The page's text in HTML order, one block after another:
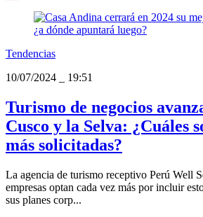
Tendencias
10/07/2024
19:51
Turismo de negocios
Cusco y la Selva: ¿Cuáles
más solicitadas?
La agencia de turismo receptivo Perú Well
empresas optan cada vez más por incluir
sus planes corp...